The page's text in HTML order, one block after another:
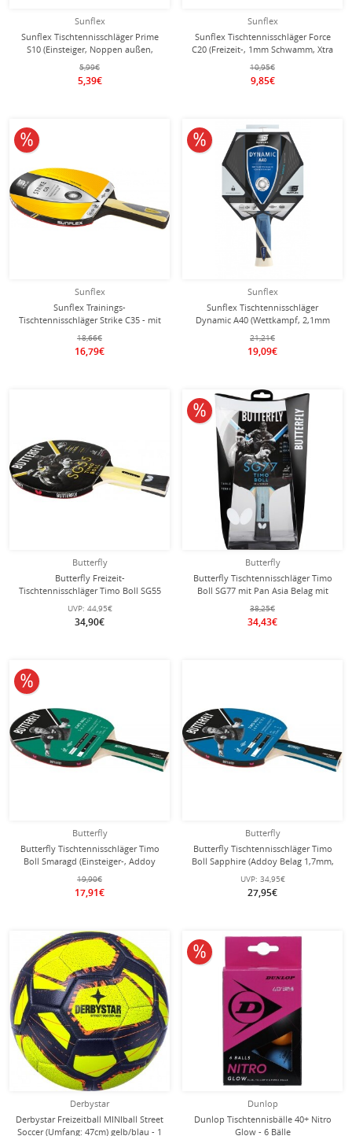
Sunflex
Sunflex Tischtennisschläger Prime
S10 (Einsteiger, Noppen außen,
ohne Schwamm) - 1 Schläger
5,99€
5,39€
Sunflex
Sunflex Tischtennisschläger Force
C20 (Freizeit-, 1mm Schwamm, Xtra
Power Grip Belag) - 1 Schläger
10,95€
9,85€
Sunflex
Sunflex Trainings-
Tischtennisschläger Strike C35 - mit
2,0mm Schwamm und Taipan-Belag,
ITTF zugelassen - 1 Schläger
18,66€
16,79€
10% reduziert
Sunflex
Sunflex Tischtennisschläger
Dynamic A40 (Wettkampf, 2,1mm
Schwamm, Shogun-Belag, ITTF
zugelassen) - 1 Schläger
21,21€
19,09€
10% reduziert
Butterfly
Butterfly Freizeit-
Tischtennisschläger Timo Boll SG55
mit Pan Asia Belag mit 1,5mm
Schwamm - 1 Schläger
UVP: 44,95€
34,90€
Butterfly
Butterfly Tischtennisschläger Timo
Boll SG77 mit Pan Asia Belag mit
1,8mm Schwamm - 1 Schläger
38,25€
34,43€
10% reduziert
Butterfly
Butterfly Tischtennisschläger Timo
Boll Smaragd (Einsteiger-, Addoy
Belag, 1,5mm Schwamm) - 1
Schläger
19,90€
17,91€
10% reduziert
Butterfly
Butterfly Tischtennisschläger Timo
Boll Sapphire (Addoy Belag 1,7mm,
Ergo Grip) - 1 Schläger
UVP: 34,95€
27,95€
Derbystar
Derbystar Freizeitball MINIball Street
Soccer (Umfang: 47cm) gelb/blau - 1
Dunlop
Dunlop Tischtennisbälle 40+ Nitro
Glow - 6 Bälle
10% reduziert